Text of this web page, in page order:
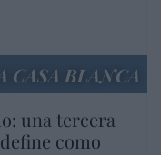
CASA BLANCA
una tercera
como